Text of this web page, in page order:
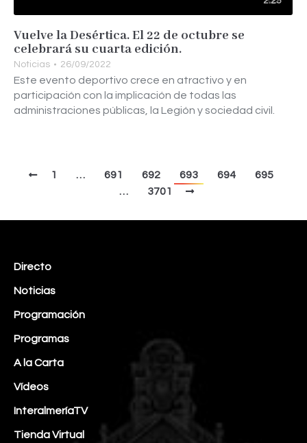
Vuelve la Desértica. El 22 de octubre se
celebrará su cuarta edición.
Noticias 26/09/2022
Este evento deportivo crece en atractivo y en
participación con la implicación de todas las
administraciones públicas, la Legión y sociedad civil.
1 … 691 692 693 694
695
…
3701
Directo
Noticias
Programación
Programas
A la Carta
Vídeos
InteralmeríaTV
Tienda Virtual